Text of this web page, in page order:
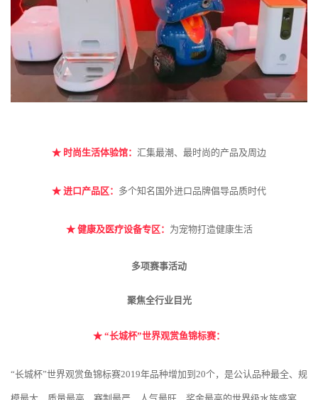
★ 时尚生活体验馆： 汇集最潮、最时尚的产品及周边
★ 进口产品区： 多个知名国外进口品牌倡导品质时代
★ 健康及医疗设备专区： 为宠物打造健康生活
多项赛事活动
聚焦全行业目光
★ “长城杯”世界观赏鱼锦标赛：
“长城杯”世界观赏鱼锦标赛2019年品种增加到20个，是公认品种最全、规